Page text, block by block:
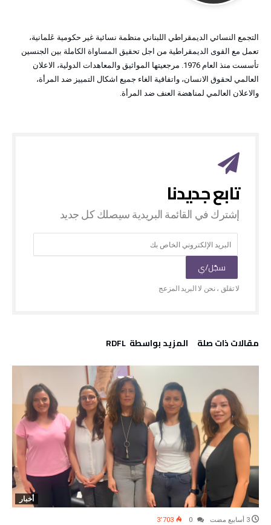
التجمع النسائي الديمقراطي اللبناني منظمة نسائية غير حكومية عَلمانية،
تعمل مع القوى الديمقراطية من اجل تحقيق المساواة الكاملة بين الجنسين
تأسست منذ العام 1976. مرجعيتها المواثيق والمعاهدات الدولية، الاعلان
العالمي لحقوق الانسان، واتفاقية الغاء جميع اشكال التمييز ضد المرأة،
والاعلان العالمي لمناهضة العنف ضد المرأة.
‫مقالات ذات صلة‬ ‫‫المزيد بواسطة‬ ‬ RDFL
أخبار
3٬703